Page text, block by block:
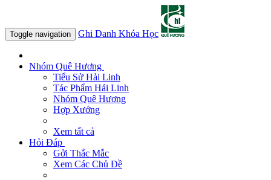
Toggle navigation Ghi Danh Khóa Học
Nhóm Quê Hương
Tiểu Sử Hải Linh
Tác Phẩm Hải Linh
Nhóm Quê Hương
Hợp Xướng
Xem tất cả
Hỏi Đáp
Gởi Thắc Mắc
Xem Các Chủ Đề